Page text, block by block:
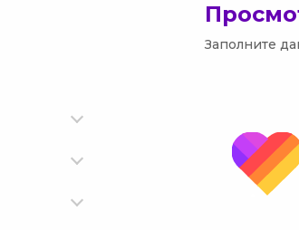
Заполните